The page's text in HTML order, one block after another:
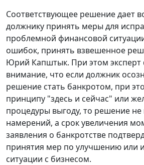
Соответствующее решение дает
должнику принять меры для
проблемной финансовой
ошибок, принять взвешенное
Юрий Капштык. При этом эксперт
внимание, что если должник
решение стать банкротом, при
принципу "здесь и сейчас" или
процедуры выгоду, то решение не
намерений, а срок увеличения
заявления о банкротстве
принятия мер по улучшению или
ситуации с бизнесом.